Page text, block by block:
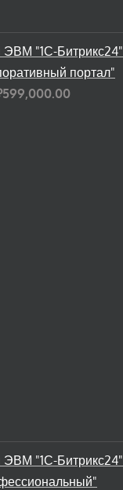
"1С-Битрикс24".
портал"
599,000.00Диапазон
"1С-Битрикс24".